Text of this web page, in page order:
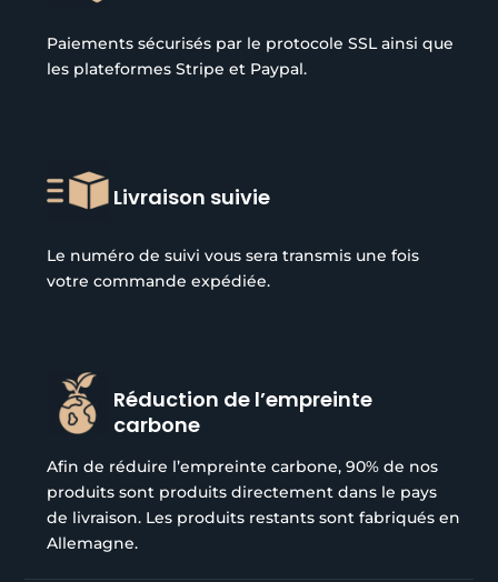
Paiements sécurisés par le protocole SSL ainsi que
les plateformes Stripe et Paypal.
Livraison suivie
Le numéro de suivi vous sera transmis une fois
votre commande expédiée.
Réduction de l’empreinte
carbone
Afin de réduire l’empreinte carbone, 90% de nos
produits sont produits directement dans le pays
de livraison. Les produits restants sont fabriqués en
Allemagne.